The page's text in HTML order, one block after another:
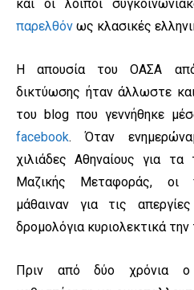
και οι λοιποί
παρελθόν ως κλασικές
Η απουσία του ΟΑΣΑ
δικτύωσης ήταν άλλωστε
του blog που γεννήθηκε
facebook. Όταν
χιλιάδες Αθηναίους για
Μαζικής Μεταφοράς, οι
μάθαιναν για τις
δρομολόγια κυριολεκτικά την
Πριν από δύο χρόνια